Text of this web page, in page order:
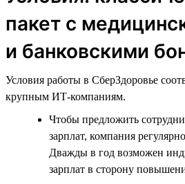
пакет с
и банковскими
Условия работы в СберЗдоровье
крупным ИТ-компаниям.
Чтобы предложить
зарплат, компания
Дважды в год возможен
зарплат в сторону